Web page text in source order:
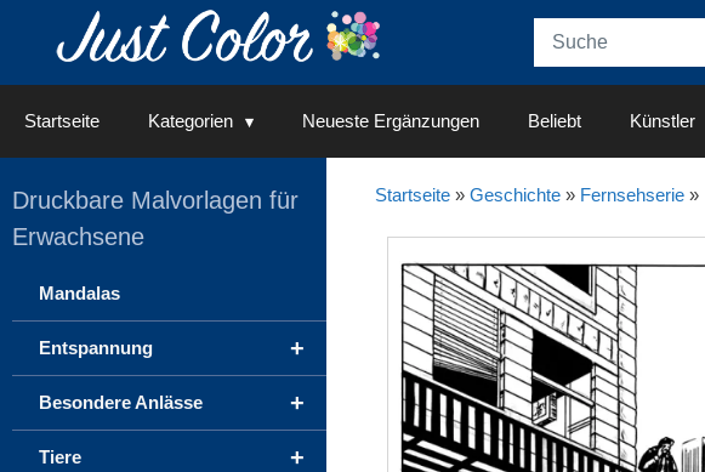
Startseite Kategorien Neueste Ergänzungen Beliebt Künstler
Startseite» Geschichte» Fernsehserie»
Druckbare Malvorlagen für
Erwachsene
Mandalas
+
Entspannung
+
Besondere Anlässe
+
Tiere